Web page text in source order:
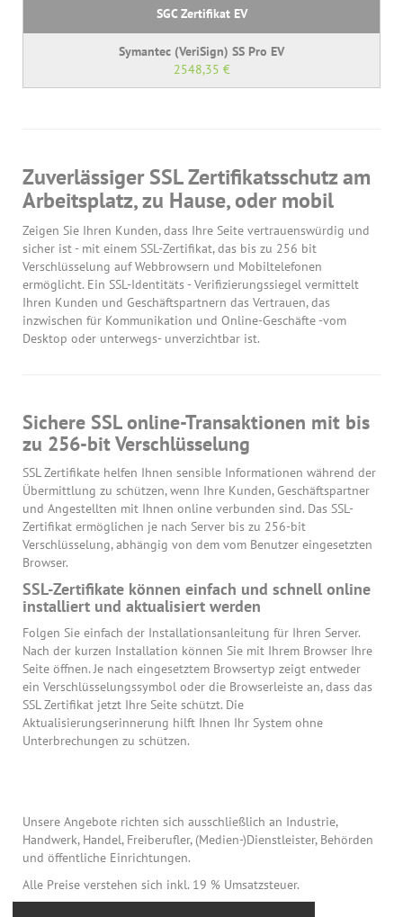
2548,35 €
Zuverlässiger SSL Zertifikatsschutz am
Arbeitsplatz, zu Hause, oder mobil
Zeigen Sie Ihren Kunden, dass Ihre Seite vertrauenswürdig und
sicher ist - mit einem SSL-Zertifikat, das bis zu 256 bit
Verschlüsselung auf Webbrowsern und Mobiltelefonen
ermöglicht. Ein SSL-Identitäts - Verifizierungssiegel vermittelt
Ihren Kunden und Geschäftspartnern das Vertrauen, das
inzwischen für Kommunikation und Online-Geschäfte -vom
Desktop oder unterwegs- unverzichtbar ist.
Sichere SSL online-Transaktionen mit bis
zu 256-bit Verschlüsselung
SSL Zertifikate helfen Ihnen sensible Informationen während der
Übermittlung zu schützen, wenn Ihre Kunden, Geschäftspartner
und Angestellten mit Ihnen online verbunden sind. Das SSL-
Zertifikat ermöglichen je nach Server bis zu 256-bit
Verschlüsselung, abhängig von dem vom Benutzer eingesetzten
Browser.
SSL-Zertifikate können einfach und schnell online
installiert und aktualisiert werden
Folgen Sie einfach der Installationsanleitung für Ihren Server.
Nach der kurzen Installation können Sie mit Ihrem Browser Ihre
Seite öffnen. Je nach eingesetztem Browsertyp zeigt entweder
ein Verschlüsselungssymbol oder die Browserleiste an, dass das
SSL Zertifikat jetzt Ihre Seite schützt. Die
Aktualisierungserinnerung hilft Ihnen Ihr System ohne
Unterbrechungen zu schützen.
Unsere Angebote richten sich ausschließlich an Industrie,
Handwerk, Handel, Freiberufler, (Medien-)Dienstleister, Behörden
und öffentliche Einrichtungen.
Alle Preise verstehen sich inkl. 19 % Umsatzsteuer.